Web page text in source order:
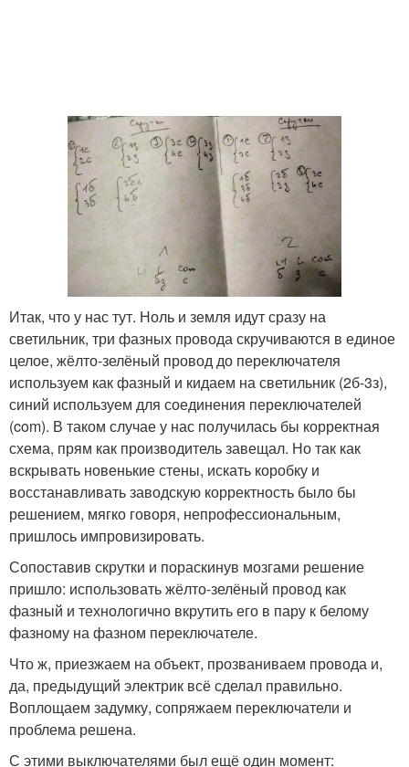
Итак, что у нас тут. Ноль и земля идут сразу на
светильник, три фазных провода скручиваются в единое
целое, жёлто-зелёный провод до переключателя
используем как фазный и кидаем на светильник (2б-3з),
синий используем для соединения переключателей
(com). В таком случае у нас получилась бы корректная
схема, прям как производитель завещал. Но так как
вскрывать новенькие стены, искать коробку и
восстанавливать заводскую корректность было бы
решением, мягко говоря, непрофессиональным,
пришлось импровизировать.
Сопоставив скрутки и пораскинув мозгами решение
пришло: использовать жёлто-зелёный провод как
фазный и технологично вкрутить его в пару к белому
фазному на фазном переключателе.
Что ж, приезжаем на объект, прозваниваем провода и,
да, предыдущий электрик всё сделал правильно.
Воплощаем задумку, сопряжаем переключатели и
проблема решена.
С этими выключателями был ещё один момент: